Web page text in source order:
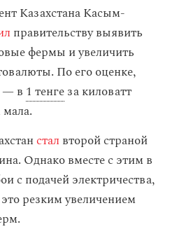
Казахстана Касым-
правительству выявить
фермы и увеличить
По его оценке,
— в 1 тенгеза киловатт
стал второй страной
Однако вместе с этим в
с подачей электричества,
резким увеличением